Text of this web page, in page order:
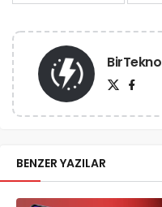
BirTekno
BENZER YAZILAR